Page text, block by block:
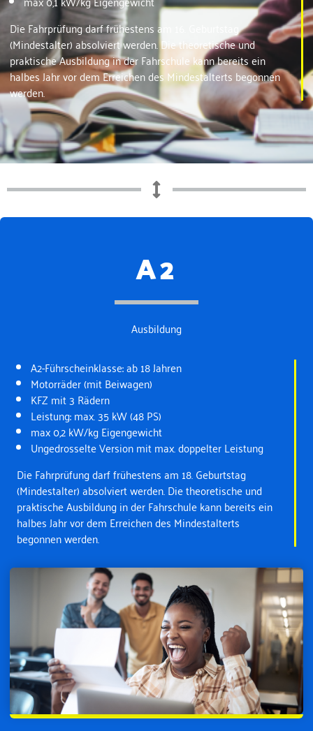
Die Fahrprüfung darf frühestens am 16. Geburtstag
(Mindestalter) absolviert werden. Die theoretische und
praktische Ausbildung in der Fahrschule kann bereits ein
halbes Jahr vor dem Erreichen des Mindestalterts begonnen
werden.
A2
Ausbildung
A2-Führscheinklasse: ab 18 Jahren
Motorräder (mit Beiwagen)
KFZ mit 3 Rädern
Leistung: max. 35 kW (48 PS)
max 0,2 kW/kg Eigengewicht
Ungedrosselte Version mit max. doppelter Leistung
Die Fahrprüfung darf frühestens am 18. Geburtstag
(Mindestalter) absolviert werden. Die theoretische und
praktische Ausbildung in der Fahrschule kann bereits ein
halbes Jahr vor dem Erreichen des Mindestalterts
begonnen werden.